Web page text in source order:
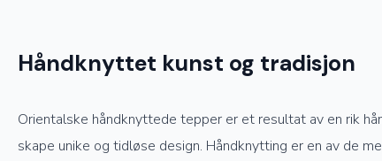
Håndknyttet kunst og tradisjon
Orientalske håndknyttede tepper er et resultat av en rik
skape unike og tidløse design. Håndknytting er en av de